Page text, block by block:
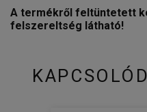
A termékről feltüntetett
felszereltség látható!